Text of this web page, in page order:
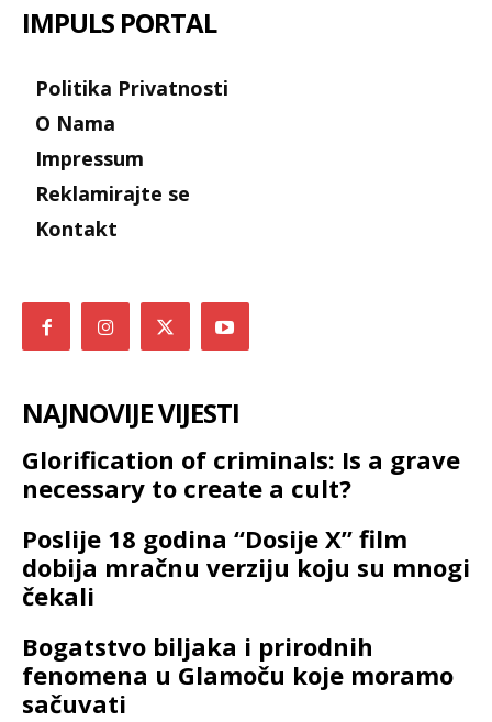
IMPULS PORTAL
Politika Privatnosti
O Nama
Impressum
Reklamirajte se
Kontakt
NAJNOVIJE VIJESTI
Glorification of criminals: Is a grave
necessary to create a cult?
Poslije 18 godina “Dosije X” film
dobija mračnu verziju koju su mnogi
čekali
Bogatstvo biljaka i prirodnih
fenomena u Glamoču koje moramo
sačuvati